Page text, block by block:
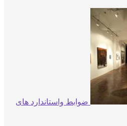
ضوابط واستاندارد های